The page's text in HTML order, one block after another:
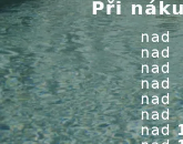
Oase
připojovací
Dostupnost:
Kód: 47038
Cena: 1